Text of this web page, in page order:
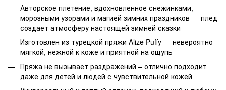
Авторское плетение, вдохновленное снежинками,
морозными узорами и магией зимних праздников — плед
создает атмосферу настоящей зимней сказки
Изготовлен из турецкой пряжи Alize Puffy — невероятно
мягкой, нежной к коже и приятной на ощупь
Пряжа не вызывает раздражений – отлично подходит
даже для детей и людей с чувствительной кожей